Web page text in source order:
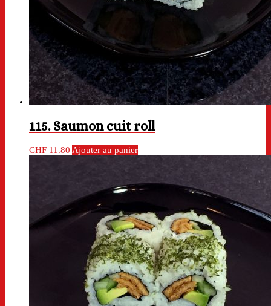
115. Saumon cuit roll
CHF 11.80 Ajouter au panier